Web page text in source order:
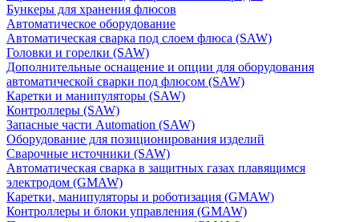
Бункеры для хранения флюсов
Автоматическое оборудование
Автоматическая сварка под слоем флюса (SAW)
Головки и горелки (SAW)
Дополнительные оснащение и опции для оборудования
автоматической сварки под флюсом (SAW)
Каретки и манипуляторы (SAW)
Контроллеры (SAW)
Запасные части Automation (SAW)
Оборудование для позиционирования изделий
Сварочные источники (SAW)
Автоматическая сварка в защитных газах плавящимся
электродом (GMAW)
Каретки, манипуляторы и роботизация (GMAW)
Контроллеры и блоки управления (GMAW)